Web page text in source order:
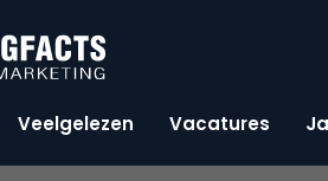
Veelgelezen Vacatures